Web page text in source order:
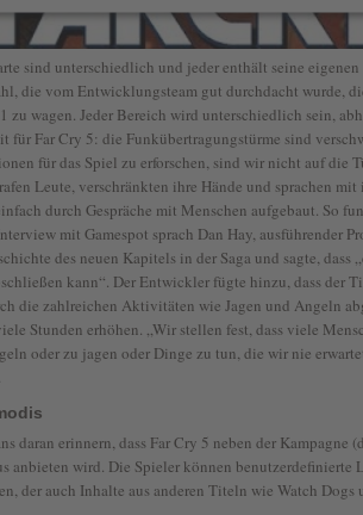
sind unterschiedlich und jeder enthält seine
die vom Entwicklungsteam gut durchdacht wurde,
zu wagen. Jeder Bereich wird unterschiedlich sein,
für Far Cry 5: die Funkübertragungstürme sind
für das Spiel zu erforschen, sind wir nicht auf die
Leute, verschränkten ihre Hände und sprachen
durch Gespräche mit Menschen aufgebaut. So
mit Gamespot sprach Dan Hay, ausführender
des neuen Kapitels in der Saga und sagte,
kann“. Der Entwickler fügte hinzu, dass der
die zahlreichen Aktivitäten wie Jagen und Angeln
Stunden erhöhen. „Wir stellen fest, dass viele
oder zu jagen oder Dinge zu tun, die wir nie
daran erinnern, dass Far Cry 5 neben der
anbieten wird. Die Spieler können benutzerdefinierte
der auch Inhalte aus anderen Titeln wie Watch Dogs